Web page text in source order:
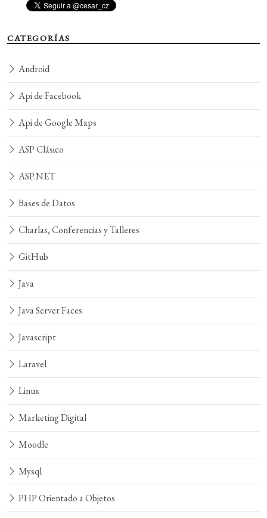
CATEGORÍAS
Android
Api de Facebook
Api de Google Maps
ASP Clásico
ASP.NET
Bases de Datos
Charlas, Conferencias y Talleres
GitHub
Java
Java Server Faces
Javascript
Laravel
Linux
Marketing Digital
Moodle
Mysql
PHP Orientado a Objetos